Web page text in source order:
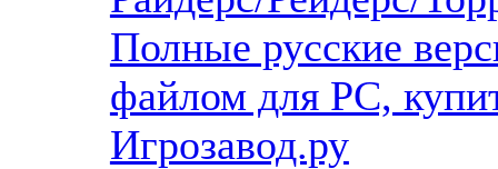
Полные русские
файлом для PC,
Игрозавод.ру